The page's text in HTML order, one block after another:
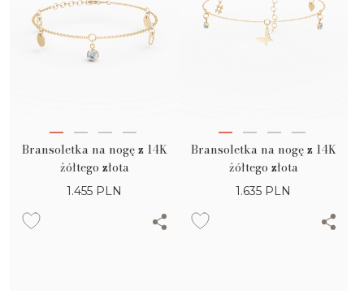
Bransoletka na nogę z 14K
żółtego złota
1.455 PLN
Bransoletka na nogę z 14K
żółtego złota
1.635 PLN